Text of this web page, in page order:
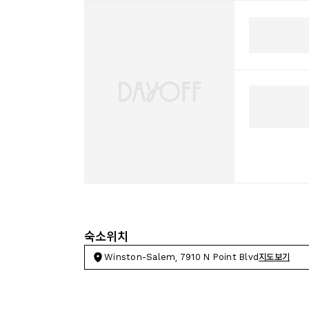
숙소위치
Winston-Salem, 7910 N Point Blvd 지도보기